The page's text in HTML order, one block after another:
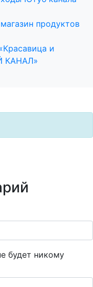
продуктов
и
КАНАЛ»
будет никому